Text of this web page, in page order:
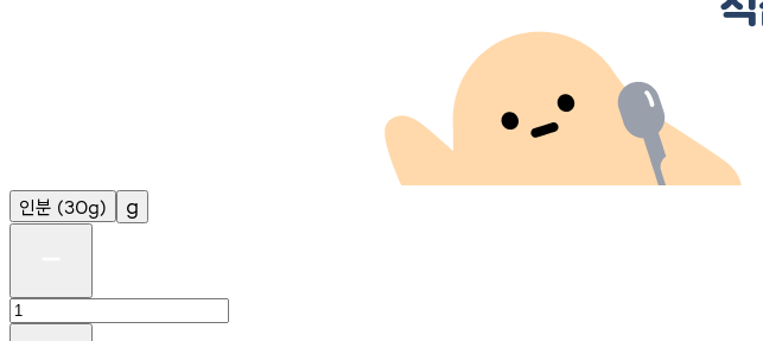
인분 (30g) g